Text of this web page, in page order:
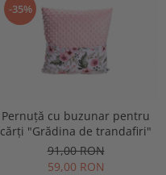
-35%
Pernuță cu buzunar pentru
cărți "Grădina de trandafiri"
91,00 RON
59,00 RON